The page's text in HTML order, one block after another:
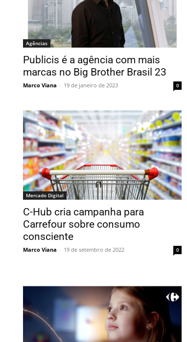
Agências
Publicis é a agência com mais
marcas no Big Brother Brasil 23
Marco Viana - 19 de janeiro de 2023 0
Mercado Digital
C-Hub cria campanha para
Carrefour sobre consumo
consciente
Marco Viana - 19 de setembro de 2022 0